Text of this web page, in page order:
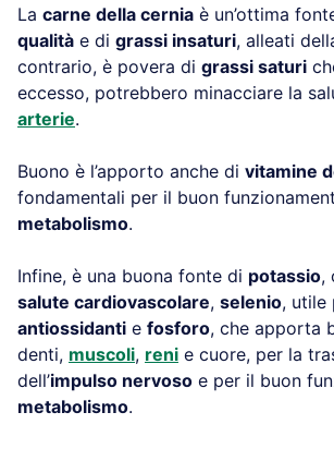
La carne della cernia è un’ottima
qualità e di grassi insaturi, alleati
contrario, è povera di grassi saturi
eccesso, potrebbero minacciare la
arterie.
Buono è l’apporto anche di vitamine
fondamentali per il buon
metabolismo.
Infine, è una buona fonte di potassio,
salute cardiovascolare, selenio, utile
antiossidanti e fosforo, che apporta
denti, muscoli, reni e cuore, per la
dell’impulso nervoso e per il buon
metabolismo.